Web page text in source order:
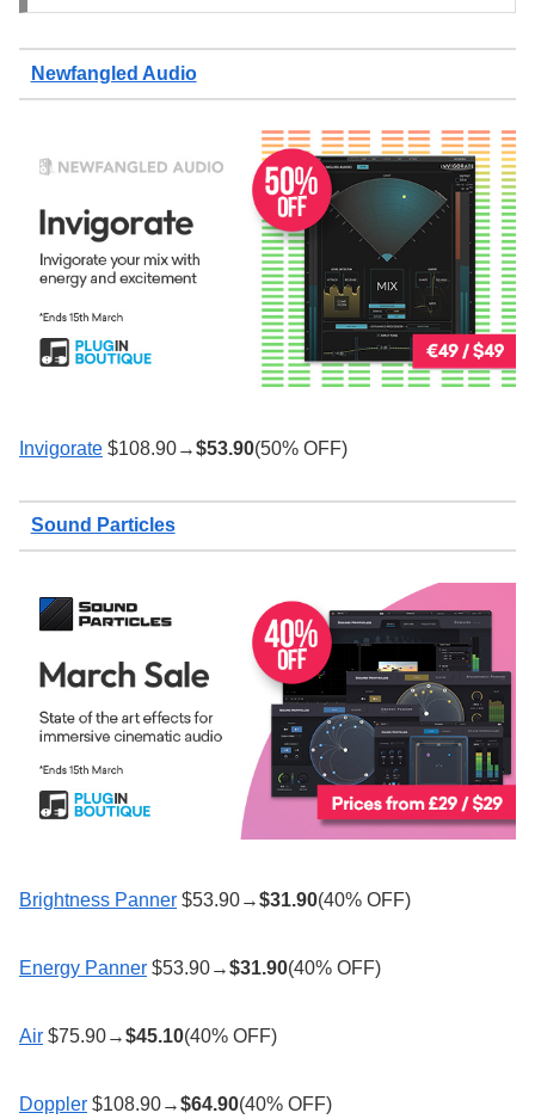
Newfangled Audio
Invigorate $108.90→$53.90(50% OFF)
Sound Particles
Brightness Panner $53.90→$31.90(40% OFF)
Energy Panner $53.90→$31.90(40% OFF)
Air $75.90→$45.10(40% OFF)
Doppler $108.90→$64.90(40% OFF)